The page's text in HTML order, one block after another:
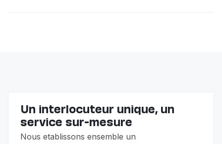
Un interlocuteur unique, un
service sur-mesure
Nous etablissons ensemble un